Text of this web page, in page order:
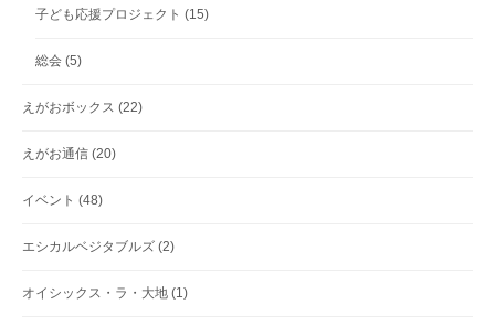
子ども応援プロジェクト (15)
総会 (5)
えがおボックス (22)
えがお通信 (20)
イベント (48)
エシカルベジタブルズ (2)
オイシックス・ラ・大地 (1)